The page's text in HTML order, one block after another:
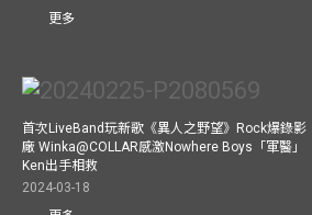
更多
首次LiveBand玩新歌《異人之野望》Rock爆錄影
廠 Winka@COLLAR感激Nowhere Boys「軍醫」
Ken出手相救
2024-03-18